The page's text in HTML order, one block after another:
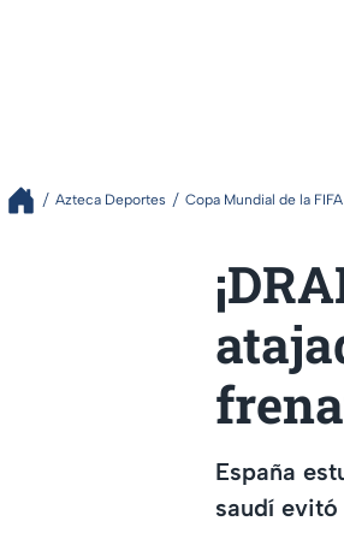
Azteca Deportes Copa Mundial de la
España
saudí